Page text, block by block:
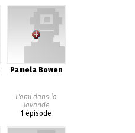
Pamela Bowen
L'ami dans la
lavande
1 épisode